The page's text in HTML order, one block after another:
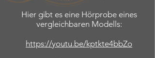
Hier gibt es eine Hörprobe eines
vergleichbaren Modells:
https://youtu.be/kptkte4bbZo